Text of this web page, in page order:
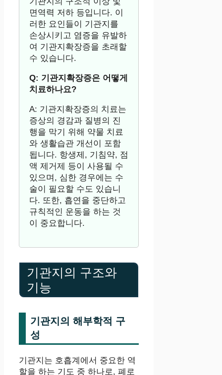
면역력 저하 등입니다. 이
러한 요인들이 기관지를
손상시키고 염증을 유발하
여 기관지확장증을 초래할
수 있습니다.
Q: 기관지확장증은 어떻게
치료하나요?
A: 기관지확장증의 치료는
증상의 경감과 질병의 진
행을 막기 위해 약물 치료
와 생활습관 개선이 포함
됩니다. 항생제, 기침약, 점
액 제거제 등이 사용될 수
있으며, 심한 경우에는 수
술이 필요할 수도 있습니
다. 또한, 흡연을 중단하고
규칙적인 운동을 하는 것
이 중요합니다.
기관지의 구조와
기능
기관지의 해부학적 구
성
기관지는 호흡계에서 중요한 역
할을 하는 기도 중 하나로, 폐로